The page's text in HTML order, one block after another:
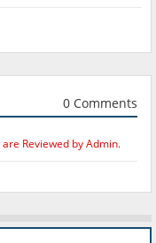
0 Comments
Reviewed by Admin.